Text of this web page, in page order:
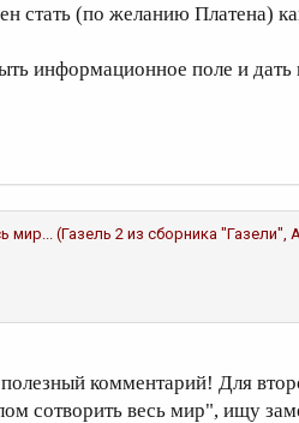
стать (по желанию Платена)
информационное поле и
мир... (Газель 2 из сборника "Газели",
комментарий! Для
сотворить весь мир", ищу